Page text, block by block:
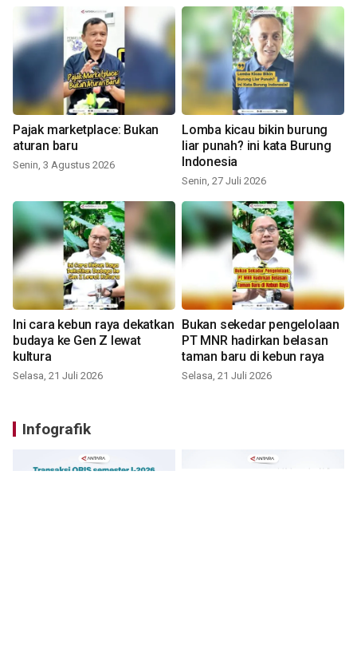
Pajak marketplace: Bukan
aturan baru
Senin, 3 Agustus 2026
Lomba kicau bikin burung
liar punah? ini kata Burung
Indonesia
Senin, 27 Juli 2026
Ini cara kebun raya dekatkan
budaya ke Gen Z lewat
kultura
Selasa, 21 Juli 2026
Bukan sekedar pengelolaan
PT MNR hadirkan belasan
taman baru di kebun raya
Selasa, 21 Juli 2026
Infografik